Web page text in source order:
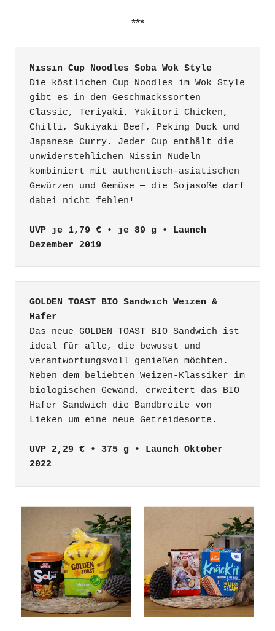
***
Nissin Cup Noodles Soba Wok Style
Die köstlichen Cup Noodles im Wok Style
gibt es in den Geschmackssorten
Classic, Teriyaki, Yakitori Chicken,
Chilli, Sukiyaki Beef, Peking Duck und
Japanese Curry. Jeder Cup enthält die
unwiderstehlichen Nissin Nudeln
kombiniert mit authentisch-asiatischen
Gewürzen und Gemüse — die Sojasoße darf
dabei nicht fehlen!
UVP je 1,79 € • je 89 g • Launch
Dezember 2019
GOLDEN TOAST BIO Sandwich Weizen &
Hafer
Das neue GOLDEN TOAST BIO Sandwich ist
ideal für alle, die bewusst und
verantwortungsvoll genießen möchten.
Neben dem beliebten Weizen-Klassiker im
biologischen Gewand, erweitert das BIO
Hafer Sandwich die Bandbreite von
UVP 2,29 € • 375 g • Launch Oktober
2022